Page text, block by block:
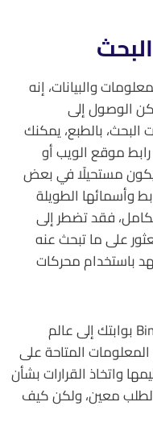
والبيانات، إنه
الوصول إلى
بالطبع، يمكنك
موقع الويب أو
مستحيلًا في بعض
وأسمائها الطويلة
فقد تضطر إلى
على ما تبحث عنه
باستخدام محركات
تعد محركات البحث مثل Google أو Bing بوابتك إلى عالم
المتاحة على
واتخاذ القرارات بشأن
لطلب معين، ولكن كيف